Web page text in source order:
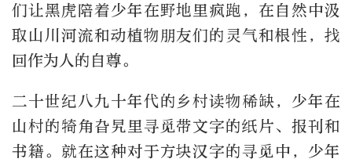
们让黑虎陪着少年在野地里疯跑，在自然中汲
取山川河流和动植物朋友们的灵气和根性，找
回作为人的自尊。
二十世纪八九十年代的乡村读物稀缺，少年在
山村的犄角旮旯里寻觅带文字的纸片、报刊和
书籍。就在这种对于方块汉字的寻觅中，少年